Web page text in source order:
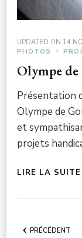
UPDATED ON 14
PHOTOS
Olympe de
Présentation
Olympe de
et
projets
LIRE LA SUITE
PRÉCÉDENT